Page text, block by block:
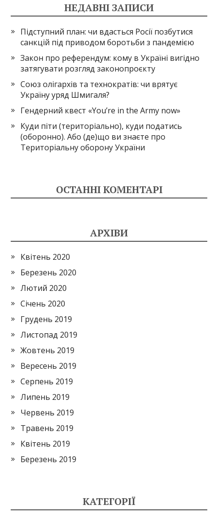
НЕДАВНІ ЗАПИСИ
Підступний план: чи вдасться Росії позбутися
санкцій під приводом боротьби з пандемією
Закон про референдум: кому в Україні вигідно
затягувати розгляд законопроєкту
Союз олігархів та технократів: чи врятує
Україну уряд Шмигаля?
Гендерний квест «You’re in the Army now»
Куди піти (територіально), куди податись
(оборонно). Або (де)що ви знаєте про
Територіальну оборону України
ОСТАННІ КОМЕНТАРІ
АРХІВИ
Квітень 2020
Березень 2020
Лютий 2020
Січень 2020
Грудень 2019
Листопад 2019
Жовтень 2019
Вересень 2019
Серпень 2019
Липень 2019
Червень 2019
Травень 2019
Квітень 2019
Березень 2019
КАТЕГОРІЇ